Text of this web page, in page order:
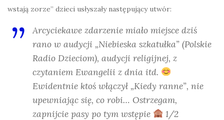
wstają zorze” dzieci usłyszały następujący utwór:
Arcyciekawe zdarzenie miało miejsce dziś
rano w audycji „Niebieska szkatułka” (Polskie
Radio Dzieciom), audycji religijnej, z
czytaniem Ewangelii z dnia itd.
Ewidentnie ktoś włączył „Kiedy ranne”, nie
upewniając się, co robi… Ostrzegam,
zapnijcie pasy po tym wstępie
1/2